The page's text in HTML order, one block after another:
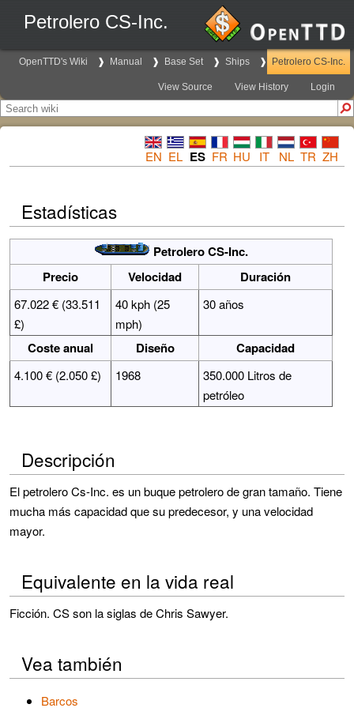
Petrolero CS-Inc.
OpenTTD's Wiki Manual Base Set Ships Petrolero CS-Inc.
View Source View History Login
EN EL ES FR HU IT NL TR ZH
Estadísticas
Petrolero CS-Inc.
Precio
Velocidad Duración
67.022 € (33.511
£)
40 kph (25
mph)
30 años
Coste anual Diseño Capacidad
4.100 € (2.050 £) 1968
350.000 Litros de
petróleo
Descripción
El petrolero Cs-Inc. es un buque petrolero de gran tamaño. Tiene
mucha más capacidad que su predecesor, y una velocidad
mayor.
Equivalente en la vida real
Ficción. CS son la siglas de Chris Sawyer.
Vea también
Barcos